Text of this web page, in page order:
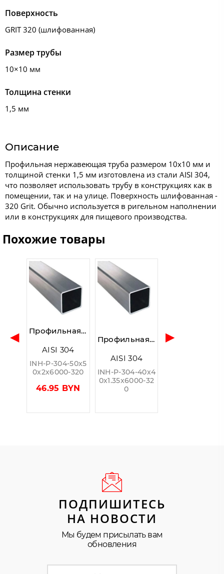
Поверхность
GRIT 320 (шлифованная)
Размер трубы
10×10 мм
Толщина стенки
1,5 мм
Описание
Профильная нержавеющая труба размером 10х10 мм и
толщиной стенки 1,5 мм изготовлена из стали AISI 304,
что позволяет использовать трубу в конструкциях как в
помещении, так и на улице. Поверхность шлифованная -
320 Grit. Обычно используется в ригельном наполнении
или в конструкциях для пищевого производства.
Похожие товары
◀
Профильная труба AISI 304, 50×50×2.0×6000 мм, GRIT 320, шлифованная/матовая
AISI 304
INH-P-304-50x5
0x2x6000-320
46.95 BYN
Профильная труба AISI 304, 40×40×1.35×6000 мм, GRIT 320, шлифованный
AISI 304
INH-P-304-40x4
0x1.35x6000-32
0
▶
ПОДПИШИТЕСЬ
НА НОВОСТИ
Мы будем присылать вам
обновления